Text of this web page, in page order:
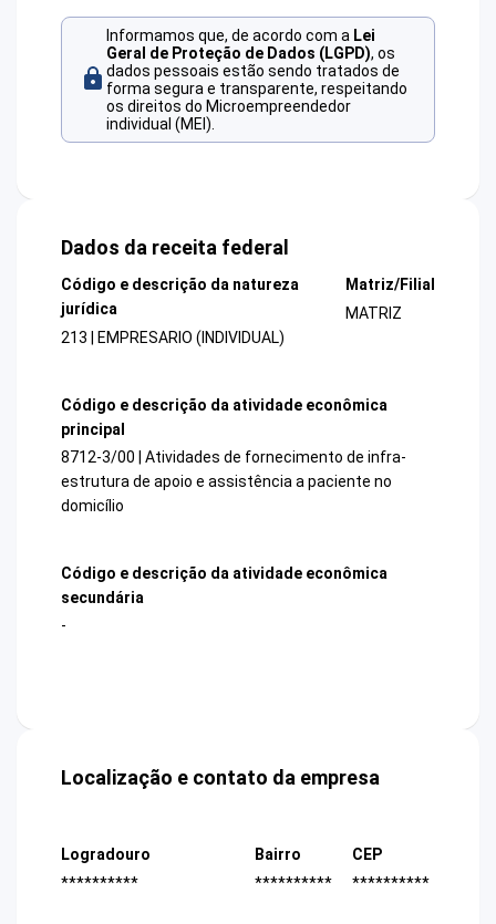
Informamos que, de acordo com a Lei
Geral de Proteção de Dados (LGPD), os
dados pessoais estão sendo tratados de
forma segura e transparente, respeitando
os direitos do Microempreendedor
individual (MEI).
Dados da receita federal
Código e descrição da natureza
jurídica
213 | EMPRESARIO (INDIVIDUAL)
Matriz/Filial
MATRIZ
Código e descrição da atividade econômica
principal
8712-3/00 | Atividades de fornecimento de infra-
estrutura de apoio e assistência a paciente no
domicílio
Código e descrição da atividade econômica
secundária
-
Localização e contato da empresa
Logradouro
**********
Bairro
**********
CEP
**********